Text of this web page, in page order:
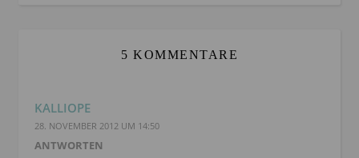
5 KOMMENTARE
KALLIOPE
28. NOVEMBER 2012 UM 14:50
ANTWORTEN